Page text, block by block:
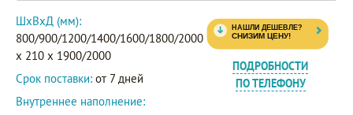
ПОДРОБНОСТИ
ПО ТЕЛЕФОНУ
ШxВxД (мм):
800/900/1200/1400/1600/1800/2000
x 210 x 1900/2000
Срок поставки: от 7 дней
Внутреннее наполнение: